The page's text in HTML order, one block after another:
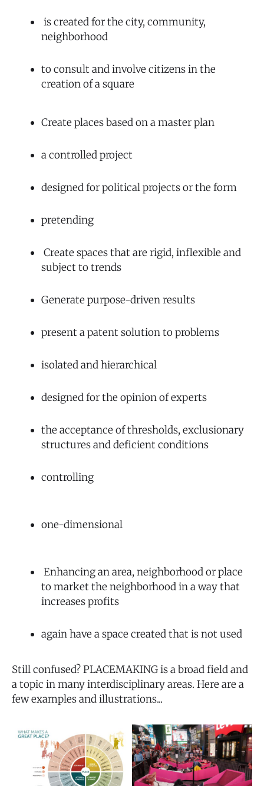
is created for the city, community,
neighborhood
to consult and involve citizens in the
creation of a square
Create places based on a master plan
a controlled project
designed for political projects or the form
pretending
Create spaces that are rigid, inflexible and
subject to trends
Generate purpose-driven results
present a patent solution to problems
isolated and hierarchical
designed for the opinion of experts
the acceptance of thresholds, exclusionary
structures and deficient conditions
controlling
one-dimensional
Enhancing an area, neighborhood or place
to market the neighborhood in a way that
increases profits
again have a space created that is not used
Still confused? PLACEMAKING is a broad field and
a topic in many interdisciplinary areas. Here are a
few examples and illustrations...